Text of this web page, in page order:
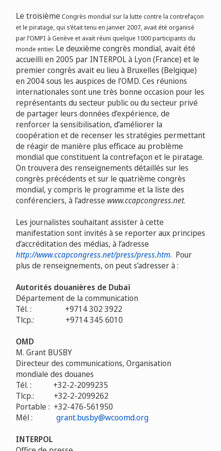
Le troisièmeCongrès mondial sur la lutte contre la contrefaçon
et le piratage, qui s’était tenu en janvier 2007, avait été organisé
par l’OMPI à Genève et avait réuni quelque 1000 participants du
monde entier. Le deuxièmecongrès mondial, avait été
accueilli en 2005 par INTERPOL à Lyon (France) et le
premier congrès avait eu lieu à Bruxelles (Belgique)
en 2004 sous les auspices de l’OMD. Ces réunions
internationales sont une très bonne occasion pour les
représentants du secteur public ou du secteur privé
de partager leurs données d’expérience, de
renforcer la sensibilisation, d’améliorer la
coopération et de recenser les stratégies permettant
de réagir de manière plus efficace au problème
mondial que constituent la contrefaçon et le piratage.
On trouvera des renseignements détaillés sur les
congrès précédents et sur le quatrième congrès
mondial, y compris le programme et la liste des
conférenciers, à l’adresse www.ccapcongress.net.
Les journalistes souhaitantassister à cette
manifestation sont invités à se reporter aux principes
d’accréditation des médias, à l’adresse
http://www.ccapcongress.net/press/press.htm. Pour
plus de renseignements, on peut s’adresser à :
Autorités douanières de Dubaï
Département de la communication
Tél. : +9714 302 3922
Tlcp.: +9714 345 6010
OMD
M. Grant BUSBY
Directeur des communications, Organisation
mondiale des douanes
Tél. : +32-2-2099235
Tlcp.: +32-2-2099262
Portable : +32-476-561950
Mél : grant.busby@wcoomd.org
INTERPOL